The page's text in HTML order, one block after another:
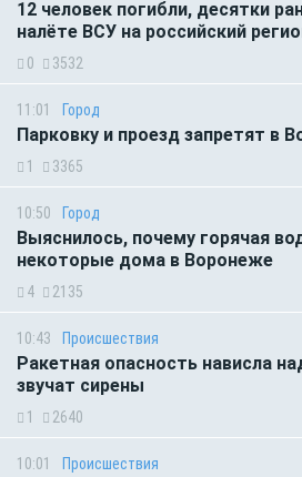
12 человек погибли, десятки
налёте ВСУ на российский
0 3532
11:01 Город
Парковку и проезд запретят в
1 3365
10:50 Город
Выяснилось, почему горячая
некоторые дома в Воронеже
4 2135
10:43 Происшествия
Ракетная опасность нависла
звучат сирены
1 2640
10:01 Происшествия